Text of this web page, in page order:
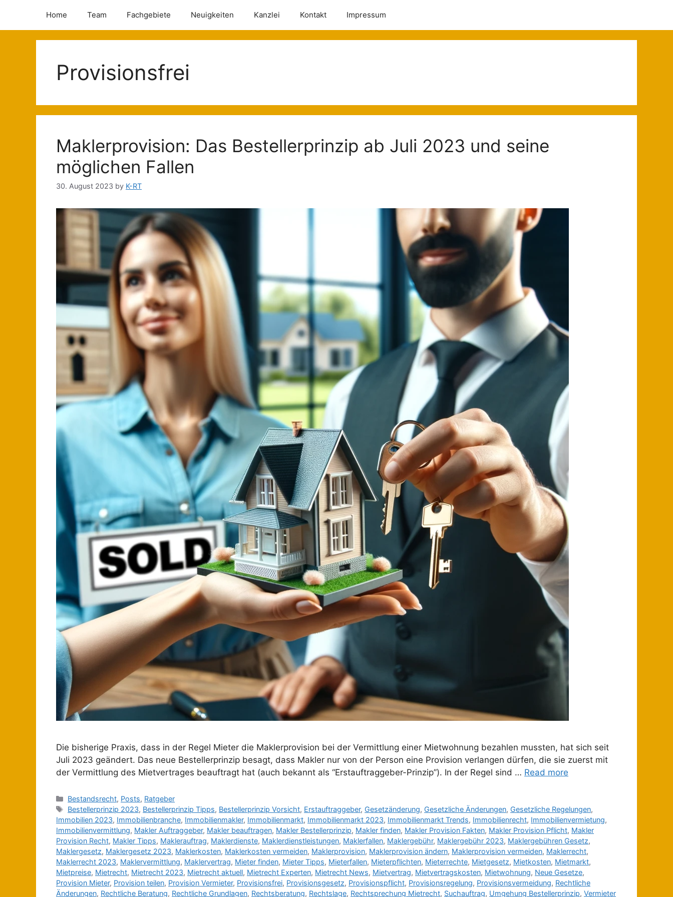
Home Team Fachgebiete Neuigkeiten Kanzlei Kontakt Impressum
Provisionsfrei
Maklerprovision: Das Bestellerprinzip ab Juli 2023 und seine
möglichen Fallen
30. August 2023 by K-RT
Die bisherige Praxis, dass in der Regel Mieter die Maklerprovision bei der Vermittlung einer Mietwohnung bezahlen mussten, hat sich seit
Juli 2023 geändert. Das neue Bestellerprinzip besagt, dass Makler nur von der Person eine Provision verlangen dürfen, die sie zuerst mit
der Vermittlung des Mietvertrages beauftragt hat (auch bekannt als “Erstauftraggeber-Prinzip”). In der Regel sind … Read more
Bestandsrecht, Posts, Ratgeber
Bestellerprinzip 2023, Bestellerprinzip Tipps, Bestellerprinzip Vorsicht, Erstauftraggeber, Gesetzänderung, Gesetzliche Änderungen, Gesetzliche Regelungen,
Immobilien 2023, Immobilienbranche, Immobilienmakler, Immobilienmarkt, Immobilienmarkt 2023, Immobilienmarkt Trends, Immobilienrecht, Immobilienvermietung,
Immobilienvermittlung, Makler Auftraggeber, Makler beauftragen, Makler Bestellerprinzip, Makler finden, Makler Provision Fakten, Makler Provision Pflicht, Makler
Provision Recht, Makler Tipps, Maklerauftrag, Maklerdienste, Maklerdienstleistungen, Maklerfallen, Maklergebühr, Maklergebühr 2023, Maklergebühren Gesetz,
Maklergesetz, Maklergesetz 2023, Maklerkosten, Maklerkosten vermeiden, Maklerprovision, Maklerprovision ändern, Maklerprovision vermeiden, Maklerrecht,
Maklerrecht 2023, Maklervermittlung, Maklervertrag, Mieter finden, Mieter Tipps, Mieterfallen, Mieterpflichten, Mieterrechte, Mietgesetz, Mietkosten, Mietmarkt,
Mietpreise, Mietrecht, Mietrecht 2023, Mietrecht aktuell, Mietrecht Experten, Mietrecht News, Mietvertrag, Mietvertragskosten, Mietwohnung, Neue Gesetze,
Provision Mieter, Provision teilen, Provision Vermieter, Provisionsfrei, Provisionsgesetz, Provisionspflicht, Provisionsregelung, Provisionsvermeidung, Rechtliche
Änderungen, Rechtliche Beratung, Rechtliche Grundlagen, Rechtsberatung, Rechtslage, Rechtsprechung Mietrecht, Suchauftrag, Umgehung Bestellerprinzip, Vermieter